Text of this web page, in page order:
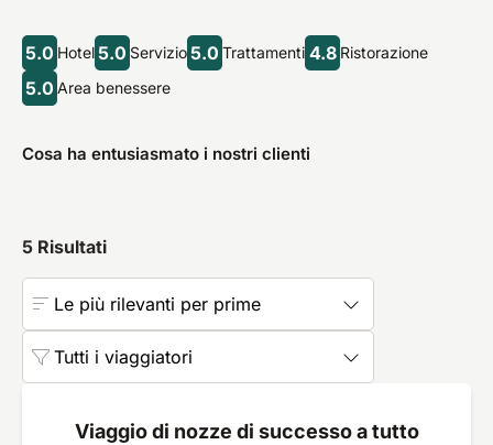
5.0 Hotel5.0 Servizio5.0 Trattamenti 4.8 Ristorazione
5.0 Area benessere
Cosa ha entusiasmato i nostri clienti
5 Risultati
Le più rilevanti per prime
Tutti i viaggiatori
Viaggio di nozze di successo a tutto